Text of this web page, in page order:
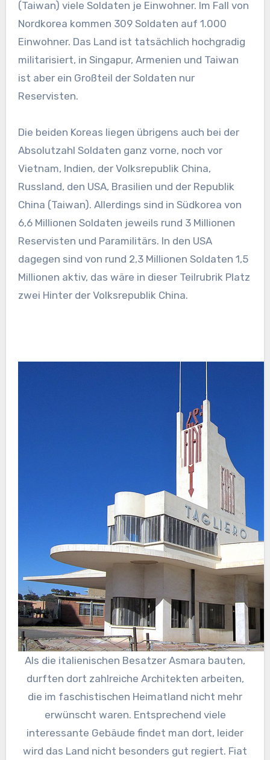
(Taiwan) viele Soldaten je Einwohner. Im Fall von
Nordkorea kommen 309 Soldaten auf 1.000
Einwohner. Das Land ist tatsächlich hochgradig
militarisiert, in Singapur, Armenien und Taiwan
ist aber ein Großteil der Soldaten nur
Reservisten.
Die beiden Koreas liegen übrigens auch bei der
Absolutzahl Soldaten ganz vorne, noch vor
Vietnam, Indien, der Volksrepublik China,
Russland, den USA, Brasilien und der Republik
China (Taiwan). Allerdings sind in Südkorea von
6,6 Millionen Soldaten jeweils rund 3 Millionen
Reservisten und Paramilitärs. In den USA
dagegen sind von rund 2,3 Millionen Soldaten 1,5
Millionen aktiv, das wäre in dieser Teilrubrik Platz
zwei Hinter der Volksrepublik China.
Als die italienischen Besatzer Asmara bauten,
durften dort zahlreiche Architekten arbeiten,
die im faschistischen Heimatland nicht mehr
erwünscht waren. Entsprechend viele
interessante Gebäude findet man dort, leider
wird das Land nicht besonders gut regiert. Fiat